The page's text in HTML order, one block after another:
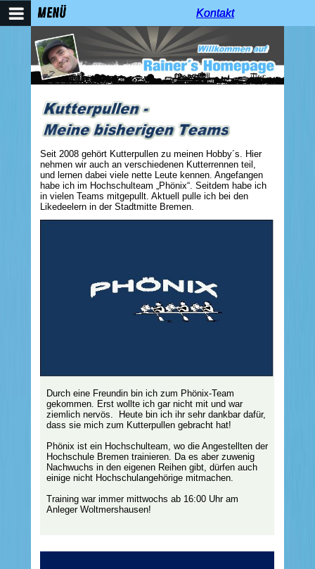
Kontakt
MENÜ Kontakt
Kontakt
Seit 2008 gehört Kutterpullen zu meinen Hobby´s. Hier
nehmen wir auch an verschiedenen Kutterrennen teil,
und lernen dabei viele nette Leute kennen. Angefangen
habe ich im Hochschulteam „Phönix“. Seitdem habe ich
in vielen Teams mitgepullt. Aktuell pulle ich bei den
Likedeelern in der Stadtmitte Bremen.
Durch eine Freundin bin ich zum Phönix-Team
gekommen. Erst wollte ich gar nicht mit und war
ziemlich nervös. Heute bin ich ihr sehr dankbar dafür,
dass sie mich zum Kutterpullen gebracht hat!
Phönix ist ein Hochschulteam, wo die Angestellten der
Hochschule Bremen trainieren. Da es aber zuwenig
Nachwuchs in den eigenen Reihen gibt, dürfen auch
einige nicht Hochschulangehörige mitmachen.
Training war immer mittwochs ab 16:00 Uhr am
Anleger Woltmershausen!